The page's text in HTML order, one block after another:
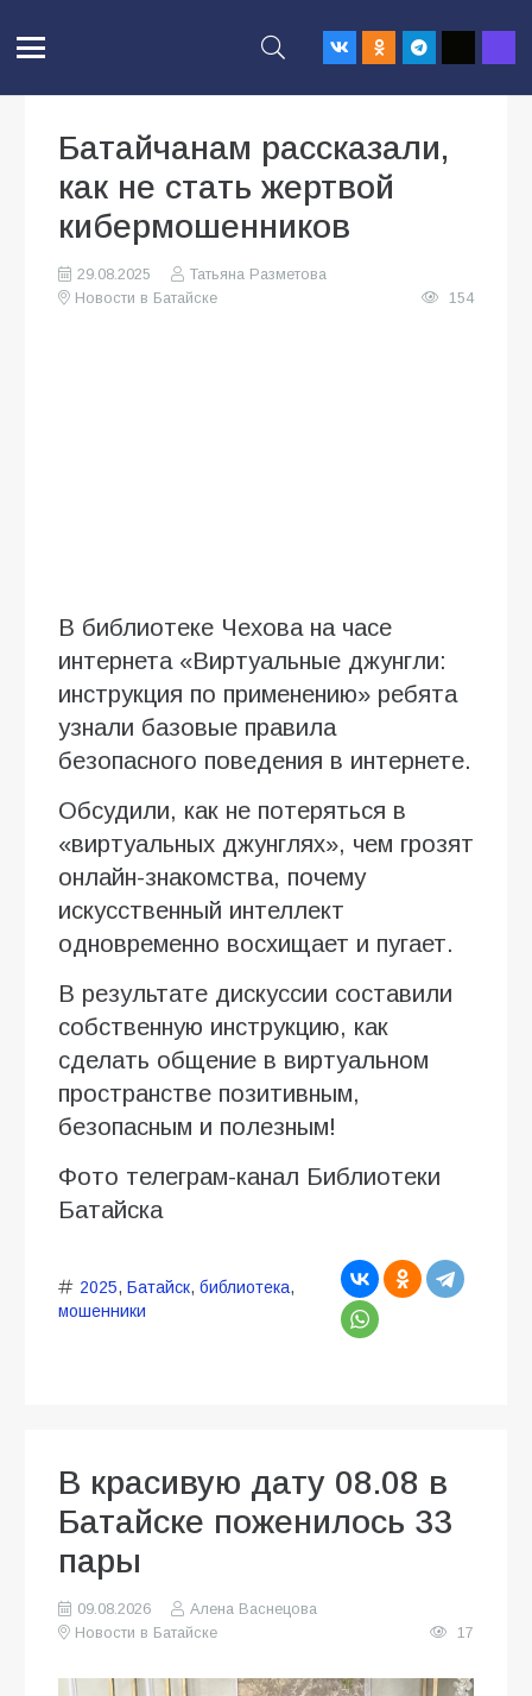
Батайчанам рассказали,
как не стать жертвой
кибермошенников
29.08.2025
Татьяна Разметова
Новости в Батайске
154
В библиотеке Чехова на часе
интернета «Виртуальные джунгли:
инструкция по применению» ребята
узнали базовые правила
безопасного поведения в интернете.
Обсудили, как не потеряться в
«виртуальных джунглях», чем грозят
онлайн-знакомства, почему
искусственный интеллект
одновременно восхищает и пугает.
В результате дискуссии составили
собственную инструкцию, как
сделать общение в виртуальном
пространстве позитивным,
безопасным и полезным!
Фото телеграм-канал Библиотеки
Батайска
2025, Батайск, библиотека,
мошенники
В красивую дату 08.08 в
Батайске поженилось 33
пары
09.08.2026
Алена Васнецова
Новости в Батайске
17